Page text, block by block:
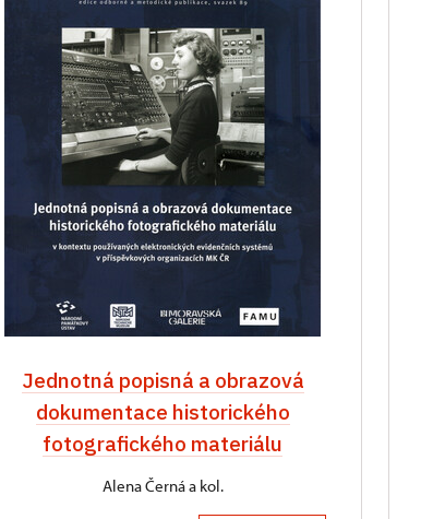
Jednotná popisná a obrazová
dokumentace historického
fotografického materiálu
Alena Černá a kol.